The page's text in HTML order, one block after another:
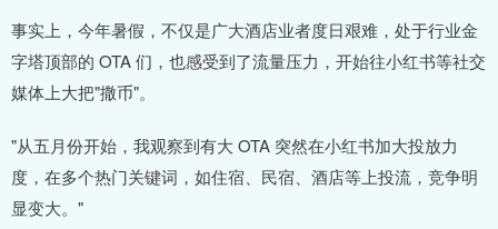
事实上，今年暑假，不仅是广大酒店业者度日艰难，处于行业金
字塔顶部的 OTA 们，也感受到了流量压力，开始往小红书等社交
媒体上大把"撒币"。
"从五月份开始，我观察到有大 OTA 突然在小红书加大投放力
度，在多个热门关键词，如住宿、民宿、酒店等上投流，竞争明
显变大。"